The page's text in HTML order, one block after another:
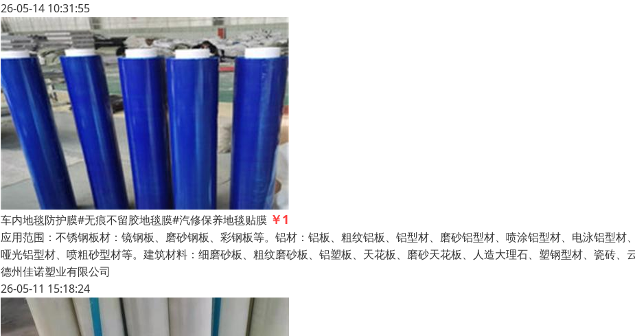
26-05-14 10:31:55
车内地毯防护膜#无痕不留胶地毯膜#汽修保养地毯贴膜 ￥1
应用范围：不锈钢板材：镜钢板、磨砂钢板、彩钢板等。铝材：铝板、粗纹铝板、铝型材、磨砂铝型材、喷涂铝型材、电泳铝型材
哑光铝型材、喷粗砂型材等。建筑材料：细磨砂板、粗纹磨砂板、铝塑板、天花板、磨砂天花板、人造大理石、塑钢型材、瓷砖、
德州佳诺塑业有限公司
26-05-11 15:18:24